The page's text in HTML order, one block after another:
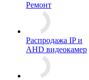
Ремонт
Распродажа IP и
AHD видеокамер